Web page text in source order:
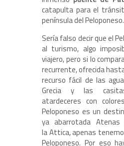
catapulta para el
península del Peloponeso.
Sería falso decir que el
al turismo, algo
viajero, pero si lo
recurrente, ofrecida
recurso fácil de las
Grecia y las
atardeceres con
Peloponeso es un
ya abarrotada
la Attica, apenas
Peloponeso. Por eso